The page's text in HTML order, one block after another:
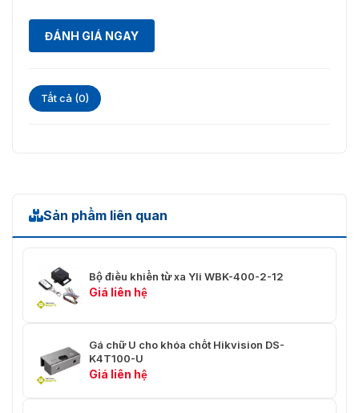
ĐÁNH GIÁ NGAY
Tất cả (0)
Sản phẩm liên quan
Bộ điều khiển từ xa Yli WBK-400-2-12
Giá liên hệ
Gá chữ U cho khóa chốt Hikvision DS-
K4T100-U
Giá liên hệ